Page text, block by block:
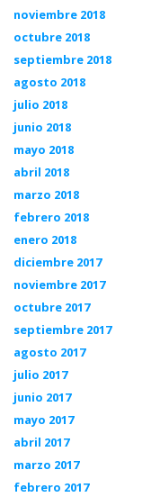
noviembre 2018
octubre 2018
septiembre 2018
agosto 2018
julio 2018
junio 2018
mayo 2018
abril 2018
marzo 2018
febrero 2018
enero 2018
diciembre 2017
noviembre 2017
octubre 2017
septiembre 2017
agosto 2017
julio 2017
junio 2017
mayo 2017
abril 2017
marzo 2017
febrero 2017